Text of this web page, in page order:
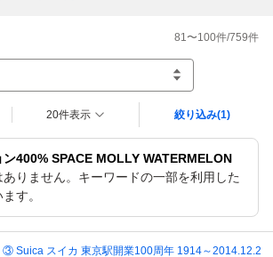
81 〜100件/759件
20件表示 絞り込み(1)
400% SPACE MOLLY WATERMELON
りません。キーワードの一部を利用した
す。
③ Suica スイカ 東京駅開業100周年 1914～2014.12.2